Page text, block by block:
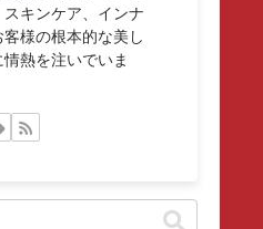
キンケア、インナ
様の根本的な美し
熱を注いでいま